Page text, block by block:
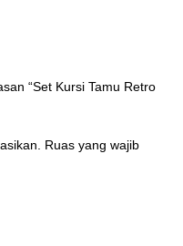
“Set Kursi Tamu Retro
Ruas yang wajib